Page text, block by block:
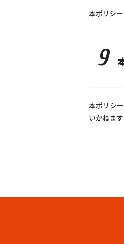
本ポリシ
9
本ポリシ
いかねま